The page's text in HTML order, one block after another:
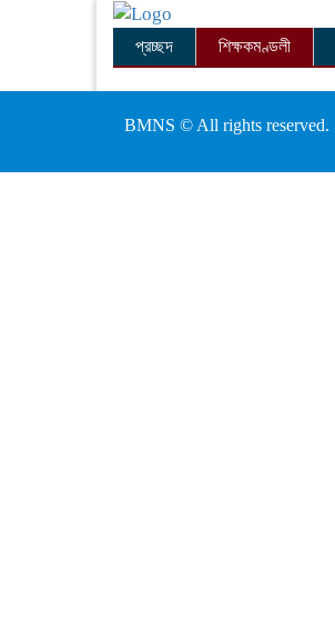
প্রচ্ছদ শিক্ষকমণ্ডলী
BMNS © All rights reserved.